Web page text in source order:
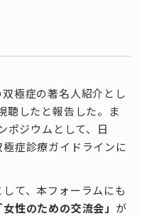
極症の著名人紹介とし
聴したと報告した。ま
ポジウムとして、日
症診療ガイドラインに
て、本フォーラムにも
女性のための交流会」 が